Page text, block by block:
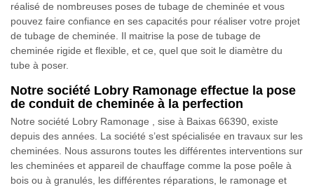
réalisé de nombreuses poses de tubage de cheminée et vous
pouvez faire confiance en ses capacités pour réaliser votre projet
de tubage de cheminée. Il maitrise la pose de tubage de
cheminée rigide et flexible, et ce, quel que soit le diamètre du
tube à poser.
Notre société Lobry Ramonage effectue la pose
de conduit de cheminée à la perfection
Notre société Lobry Ramonage , sise à Baixas 66390, existe
depuis des années. La société s’est spécialisée en travaux sur les
cheminées. Nous assurons toutes les différentes interventions sur
les cheminées et appareil de chauffage comme la pose poêle à
bois ou à granulés, les différentes réparations, le ramonage et